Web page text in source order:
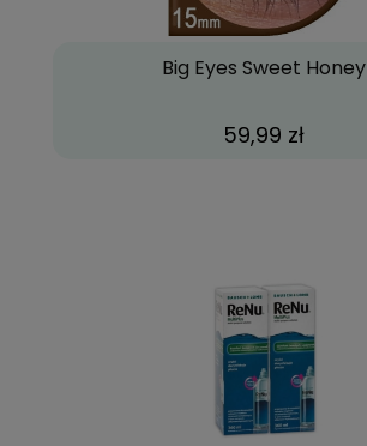
Big Eyes Sweet Honey
59,99 zł